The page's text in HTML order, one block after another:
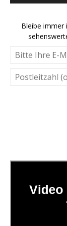
Bleibe immer